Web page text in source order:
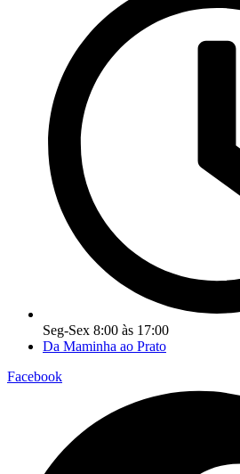
Seg-Sex 8:00 às 17:00
Da Maminha ao Prato
Facebook